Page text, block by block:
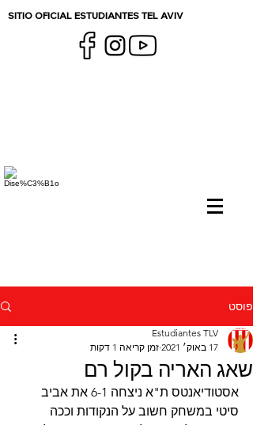
SITIO OFICIAL ESTUDIANTES TEL AVIV
פוסט
שאג האריה בקול רם
Estudiantes TLV
17 באוק׳ 2021
זמן קריאה 1 דקות
אסטודיאנטס ת"א ניצחה 6-1 את אביב
סיטי במשחק חשוב על הנקודות וככה